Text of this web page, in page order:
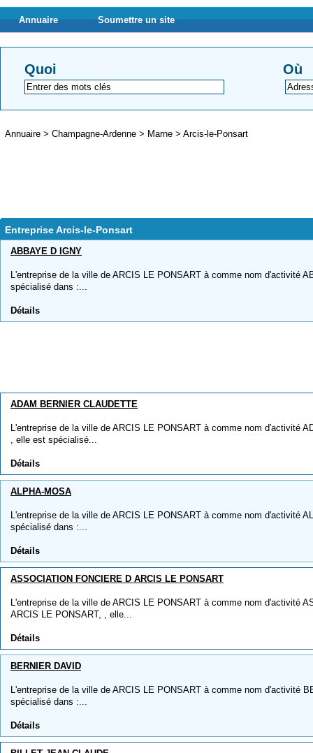
Annuaire Soumettre un site
Quoi Où
Annuaire > Champagne-Ardenne > Marne > Arcis-le-Ponsart
Entreprise Arcis-le-Ponsart
ABBAYE D IGNY
L'entreprise de la ville de ARCIS LE PONSART à comme nom d'activité
spécialisé dans :...
Détails
ADAM BERNIER CLAUDETTE
L'entreprise de la ville de ARCIS LE PONSART à comme nom d'activité
, elle est spécialisé...
Détails
ALPHA-MOSA
L'entreprise de la ville de ARCIS LE PONSART à comme nom d'activité
spécialisé dans :...
Détails
ASSOCIATION FONCIERE D ARCIS LE PONSART
L'entreprise de la ville de ARCIS LE PONSART à comme nom d'activité
ARCIS LE PONSART, , elle...
Détails
BERNIER DAVID
L'entreprise de la ville de ARCIS LE PONSART à comme nom d'activité
spécialisé dans :...
Détails